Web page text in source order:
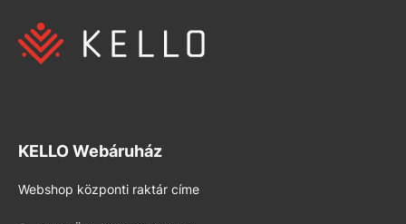
KELLO Webáruház
Webshop központi raktár címe